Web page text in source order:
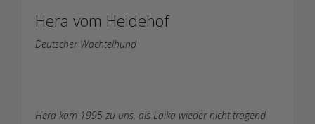
Hera vom Heidehof
Deutscher Wachtelhund
Hera kam 1995 zu uns, als Laika wieder nicht tragend